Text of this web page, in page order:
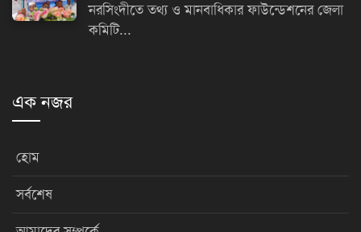
নরসিংদীতে তথ্য ও মানবাধিকার ফাউন্ডেশনের জেলা
কমিটি...
এক নজর
হোম
সর্বশেষ